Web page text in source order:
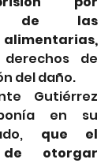
de las
de
del daño.
Gutiérrez
en su
que el
de otorgar